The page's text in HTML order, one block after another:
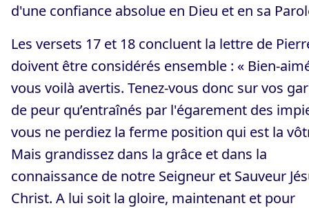
d'une confiance absolue en Dieu et en sa
Les versets 17 et 18 concluent la lettre de
doivent être considérés ensemble : « Bien-
vous voilà avertis. Tenez-vous donc sur vos
de peur qu’entraînés par l'égarement des
vous ne perdiez la ferme position qui est la
Mais grandissez dans la grâce et dans la
connaissance de notre Seigneur et Sauveur
Christ. A lui soit la gloire, maintenant et pour